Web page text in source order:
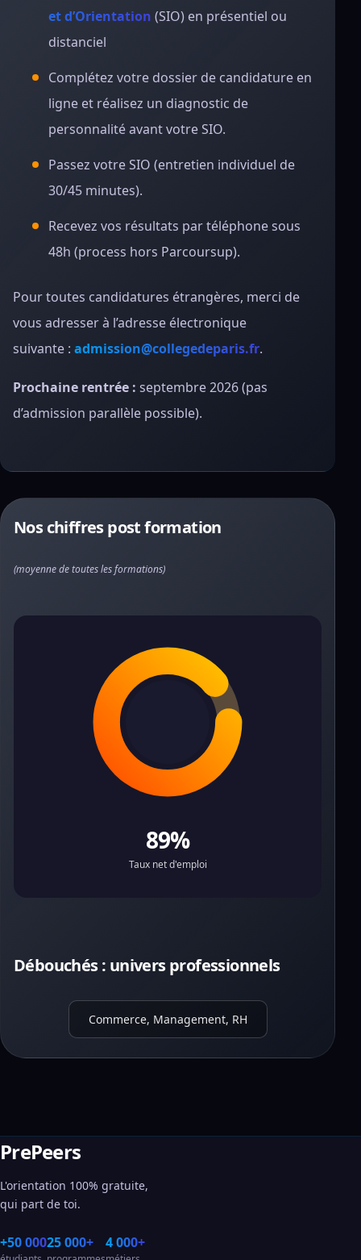
et d’Orientation (SIO) en présentiel ou
distanciel
Complétez votre dossier de candidature en
ligne et réalisez un diagnostic de
personnalité avant votre SIO.
Passez votre SIO (entretien individuel de
30/45 minutes).
Recevez vos résultats par téléphone sous
48h (process hors Parcoursup).
Pour toutes candidatures étrangères, merci de
vous adresser à l’adresse électronique
suivante : admission@collegedeparis.fr.
Prochaine rentrée : septembre 2026 (pas
d’admission parallèle possible).
Nos chiffres post formation
(moyenne de toutes les formations)
89%
Taux net d'emploi
Débouchés : univers professionnels
Commerce, Management, RH
PrePeers
L'orientation 100% gratuite,
qui part de toi.
+50 00025 000+ 4 000+